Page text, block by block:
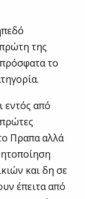
της
το
εντός από
Πραπα αλλά
και δη σε
έπειτα από